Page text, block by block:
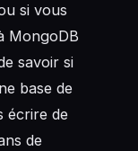
si vous
MongoDB
savoir si
base de
écrire de
de